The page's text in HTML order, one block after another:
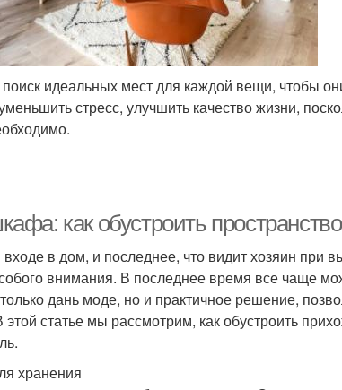
идеальных мест для каждой вещи, чтобы
стресс, улучшить качество жизни,
как обустроить
в дом, и последнее, что видит хозяин при
внимания. В последнее время все чаще
дань моде, но и практичное решение,
статье мы рассмотрим, как обустроить
хранения